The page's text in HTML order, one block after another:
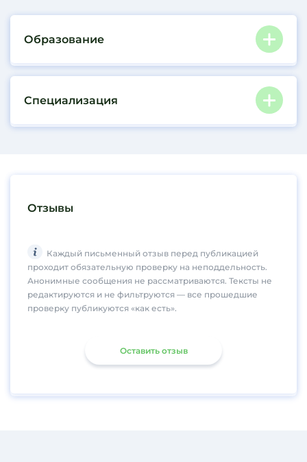
Образование
Специализация
Отзывы
Каждый письменный отзыв перед публикацией
проходит обязательную проверку на неподдельность.
Анонимные сообщения не рассматриваются. Тексты не
редактируются и не фильтруются — все прошедшие
проверку публикуются «как есть».
Оставить отзыв